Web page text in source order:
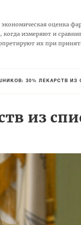
оценка
измеряют и
их при
30% ЛЕКАРСТВ ИЗ
из